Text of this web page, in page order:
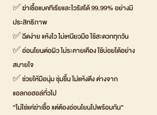
✅ ฆ่าเชื้อแบคทีเรียและไวรัสได้ 99.99% อย่างมี
ประสิทธิภาพ
✅ ฉีดง่าย แห้งไว ไม่เหนียวมือ ใช้สะดวกทุกวัน
✅ อ่อนโยนต่อผิว ไม่ระคายเคือง ใช้บ่อยได้อย่าง
สบายใจ
✅ ช่วยให้มือนุ่ม ชุ่มชื้น ไม่แห้งตึง ต่างจาก
แอลกอฮอล์ทั่วไป
“ไม่ใช่แค่ฆ่าเชื้อ แต่ต้องอ่อนโยนไปพร้อมกัน”